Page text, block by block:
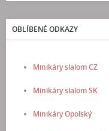
OBLÍBENÉ ODKAZY
Minikáry slalom CZ
Minikáry slalom SK
Minikáry Opolský